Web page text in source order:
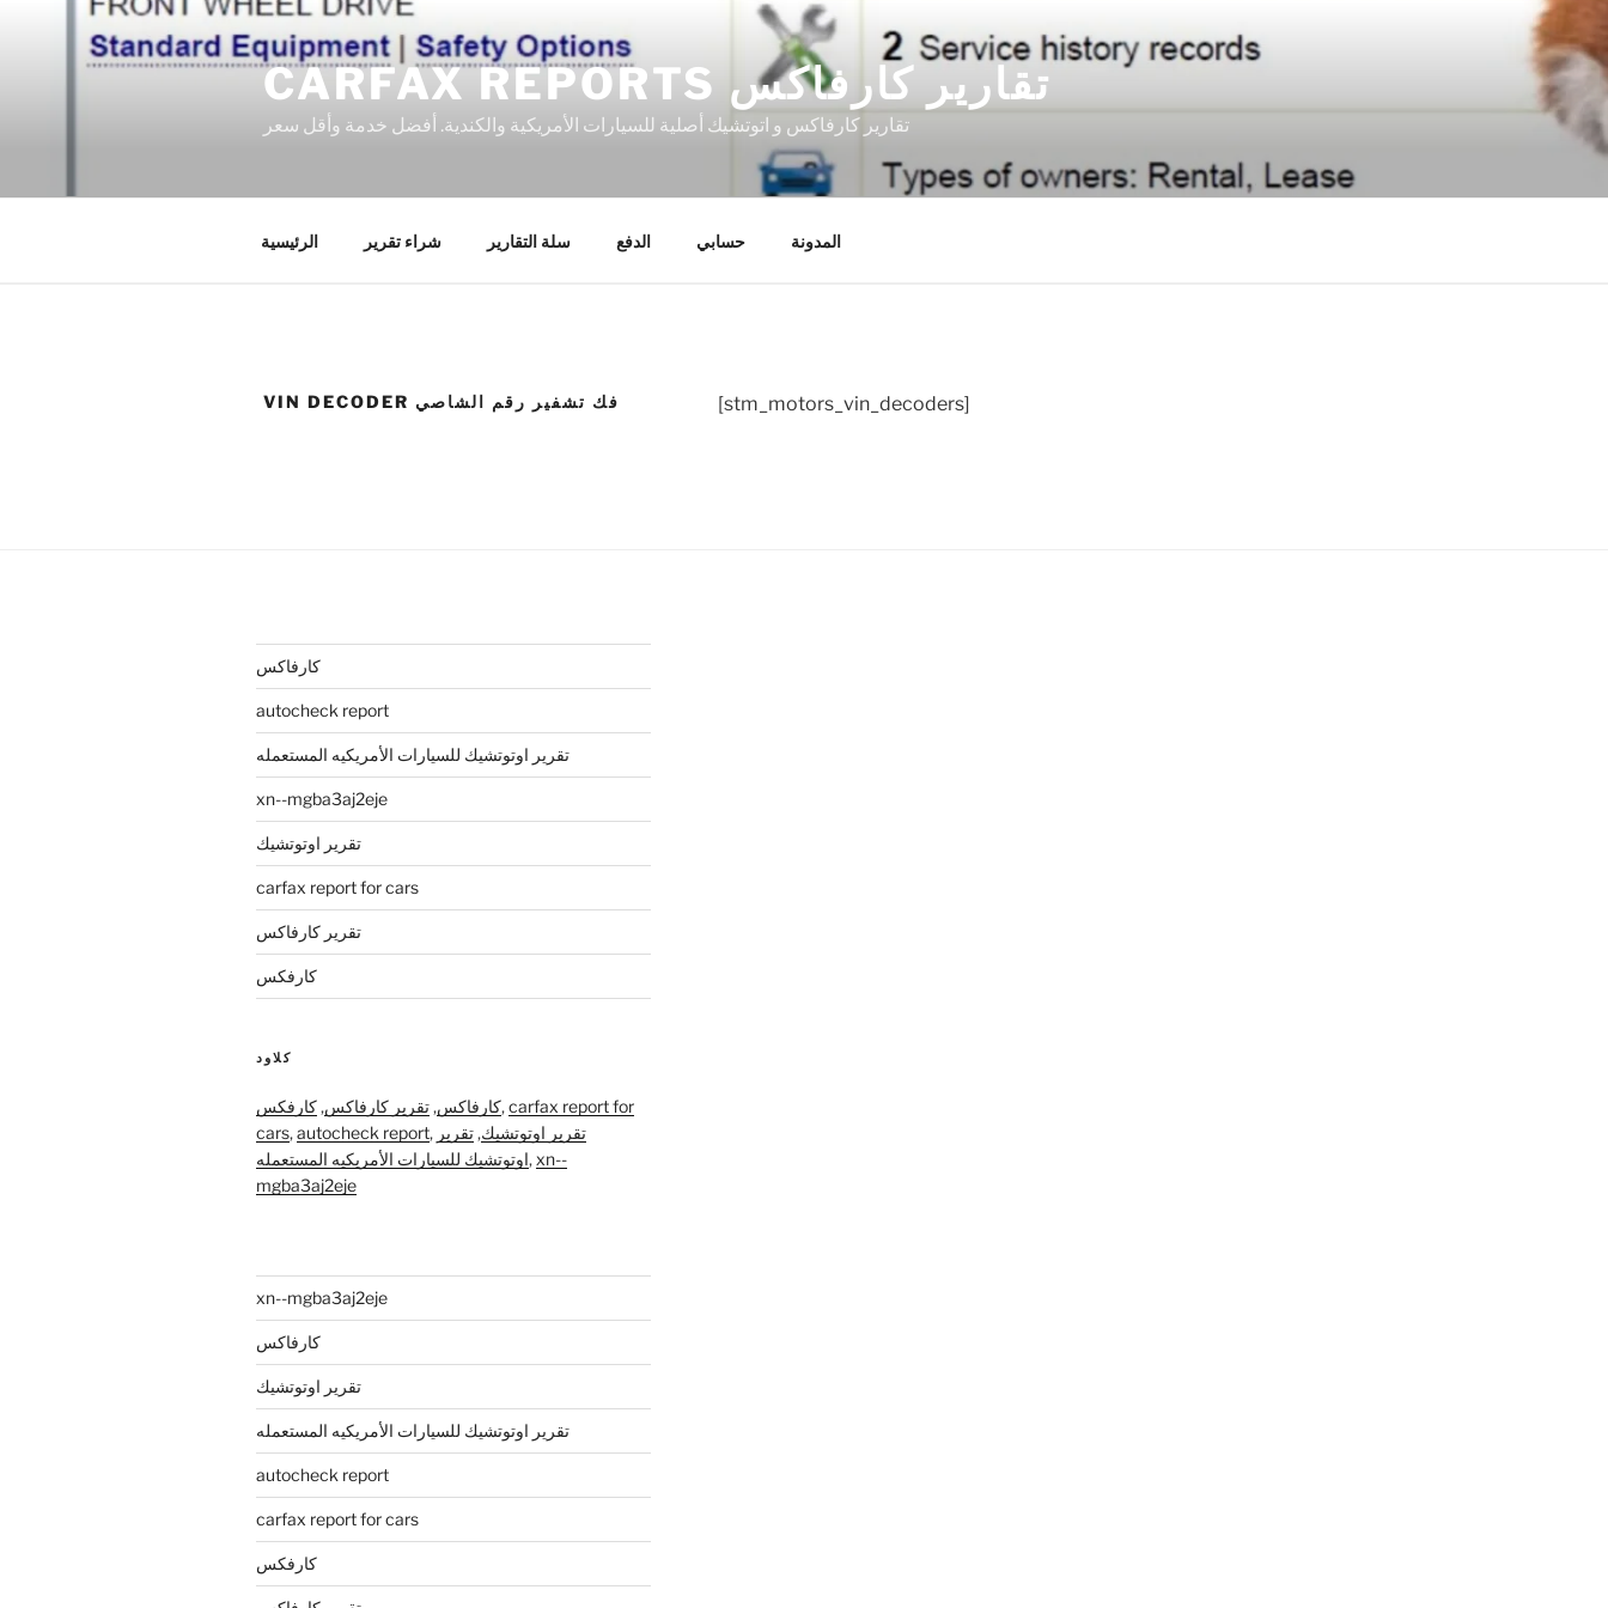
CARFAX REPORTS تقارير كارفاكس
تقارير كارفاكس و اتوتشيك أصلية للسيارات الأمريكية والكندية. أفضل خدمة وأقل سعر
الرئيسية شراء تقرير سلة التقارير الدفع حسابي المدونة
VIN DECODER فك تشفير رقم الشاصي [stm_motors_vin_decoders]
كارفاكس
autocheck report
تقرير اوتوتشيك للسيارات الأمريكيه المستعمله
xn--mgba3aj2eje
تقرير اوتوتشيك
carfax report for cars
تقرير كارفاكس
كارفكس
كلاود
كارفاكس,تقرير كارفاكس,كارفكس ,carfax report for
cars,autocheck report, تقرير اوتوتشيك,تقرير
اوتوتشيك للسيارات الأمريكيه المستعمله,xn--
mgba3aj2eje
xn--mgba3aj2eje
كارفاكس
تقرير اوتوتشيك
تقرير اوتوتشيك للسيارات الأمريكيه المستعمله
autocheck report
carfax report for cars
كارفكس